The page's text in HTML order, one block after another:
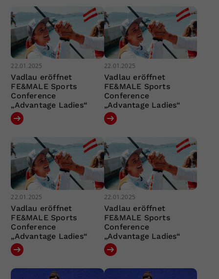
22.01.2025
Vadlau eröffnet
FE&MALE Sports
Conference
„Advantage Ladies“
22.01.2025
Vadlau eröffnet
FE&MALE Sports
Conference
„Advantage Ladies“
22.01.2025
Vadlau eröffnet
FE&MALE Sports
Conference
„Advantage Ladies“
22.01.2025
Vadlau eröffnet
FE&MALE Sports
Conference
„Advantage Ladies“